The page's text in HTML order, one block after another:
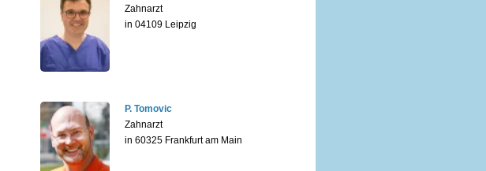
Zahnarzt
in 04109 Leipzig
P. Tomovic
Zahnarzt
in 60325 Frankfurt am Main